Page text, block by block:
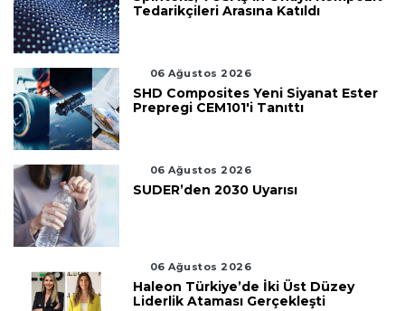
Tedarikçileri Arasına Katıldı
06 Ağustos 2026
SHD Composites Yeni Siyanat Ester
Prepregi CEM101'i Tanıttı
06 Ağustos 2026
SUDER’den 2030 Uyarısı
06 Ağustos 2026
Haleon Türkiye’de İki Üst Düzey
Liderlik Ataması Gerçekleşti